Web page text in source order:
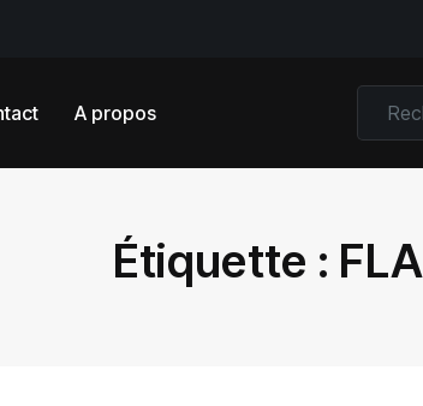
A propos
Étiquette : FLA